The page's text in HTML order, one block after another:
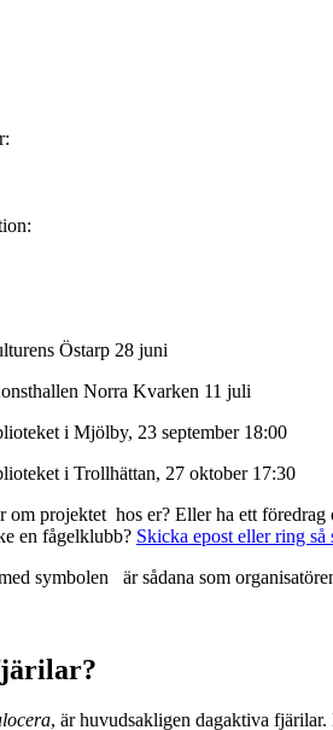
Östarp 28 juni
Norra Kvarken 11 juli
i Mjölby, 23 september 18:00
i Trollhättan, 27 oktober 17:30
om projektet hos er? Eller ha ett
en fågelklubb? Skicka epost eller ring så
symbolen
är sådana som
, är huvudsakligen dagaktiva